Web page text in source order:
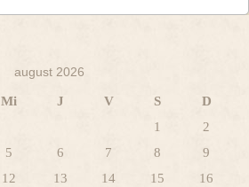
august 2026
Mi J V S
D
1
2
5 6 7 8
9
12 13 14 15
16